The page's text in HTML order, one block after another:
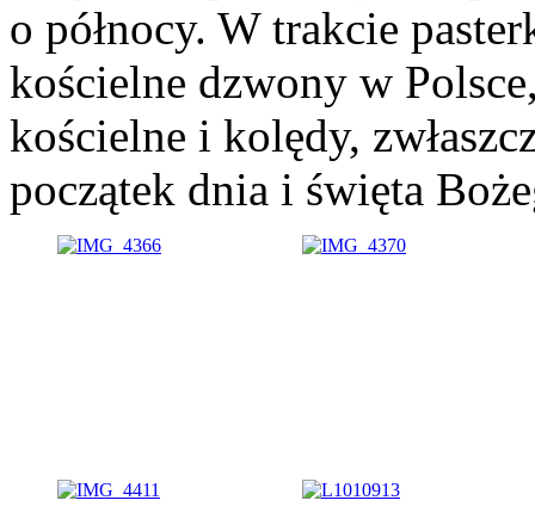
o północy. W trakcie
kościelne dzwony w
kościelne i kolędy,
początek dnia i święta